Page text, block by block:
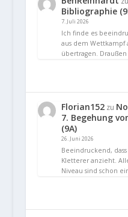
Bibliographie
7. Juli 2026
Ich finde es
aus dem Wettkampf
übertragen.
Florian152zu
7. Begehung
(9A)
26. Juni 2026
Beeindruckend,
Kletterer anzieht.
Niveau sind schon